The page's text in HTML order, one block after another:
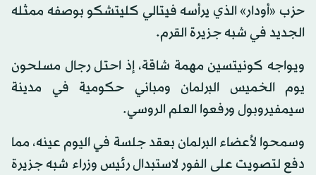
حزب «أودار» الذي يرأسه فيتالي كليتشكو بوصفه ممثله
الجديد في شبه جزيرة القرم.
ويواجه كونيتسين مهمة شاقة، إذ احتل رجال مسلحون
يوم الخميس البرلمان ومباني حكومية في مدينة
سيمفيروبول ورفعوا العلم الروسي.
وسمحوا لأعضاء البرلمان بعقد جلسة في اليوم عينه، مما
دفع لتصويت على الفور لاستبدال رئيس وزراء شبه جزيرة